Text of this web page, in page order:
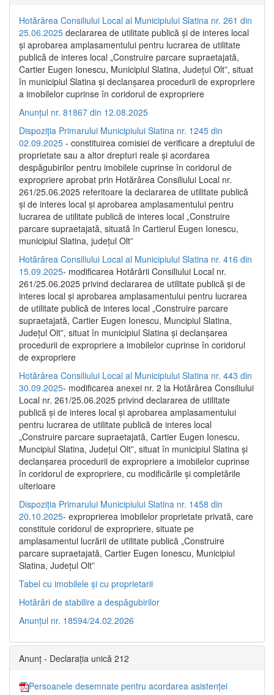
Hotărârea Consiliului Local al Municipiului Slatina nr. 261 din
25.06.2025 declararea de utilitate publică și de interes local
și aprobarea amplasamentului pentru lucrarea de utilitate
publică de interes local „Construire parcare supraetajată,
Cartier Eugen Ionescu, Municipiul Slatina, Județul Olt”, situat
în municipiul Slatina și declanșarea procedurii de expropriere
a imobilelor cuprinse în coridorul de expropriere
Anunțul nr. 81867 din 12.08.2025
Dispoziția Primarului Municipiului Slatina nr. 1245 din
02.09.2025 - constituirea comisiei de verificare a dreptului de
proprietate sau a altor drepturi reale și acordarea
despăgubirilor pentru imobilele cuprinse în coridorul de
expropriere aprobat prin Hotărârea Consiliului Local nr.
261/25.06.2025 referitoare la declararea de utilitate publică
și de interes local și aprobarea amplasamentului pentru
lucrarea de utilitate publică de interes local „Construire
parcare supraetajată, situată în Cartierul Eugen Ionescu,
municipiul Slatina, județul Olt”
Hotărârea Consiliului Local al Municipiului Slatina nr. 416 din
15.09.2025- modificarea Hotărârii Consiliului Local nr.
261/25.06.2025 privind declararea de utilitate publică și de
interes local și aprobarea amplasamentului pentru lucrarea
de utilitate publică de interes local „Construire parcare
supraetajată, Cartier Eugen Ionescu, Muncipiul Slatina,
Județul Olt”, situat în municipiul Slatina și declanșarea
procedurii de expropriere a imobilelor cuprinse în coridorul
de expropriere
Hotărârea Consiliului Local al Municipiului Slatina nr. 443 din
30.09.2025- modificarea anexei nr. 2 la Hotărârea Consiliului
Local nr. 261/25.06.2025 privind declararea de utilitate
publică şi de interes local şi aprobarea amplasamentului
pentru lucrarea de utilitate publică de interes local
„Construire parcare supraetajată, Cartier Eugen Ionescu,
Muncipiul Slatina, Judeţul Olt”, situat în municipiul Slatina şi
declanşarea procedurii de expropriere a imobilelor cuprinse
în coridorul de expropriere, cu modificările şi completările
ulterioare
Dispoziția Primarului Municipiului Slatina nr. 1458 din
20.10.2025- exproprierea imobilelor proprietate privată, care
constituie coridorul de expropriere, situate pe
amplasamentul lucrării de utilitate publică „Construire
parcare supraetajată, Cartier Eugen Ionescu, Municipiul
Slatina, Județul Olt”
Tabel cu imobilele și cu proprietarii
Hotărâri de stabilire a despăgubirilor
Anunțul nr. 18594/24.02.2026
Anunț - Declarația unică 212
Persoanele desemnate pentru acordarea asistenței